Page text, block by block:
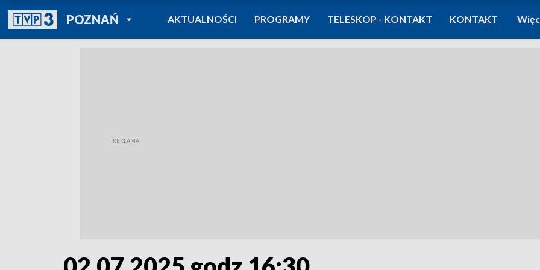
POZNAŃPOWRÓT DO
TVP REGIONY
AKTUALNOŚCI PROGRAMY TELESKOP - KONTAKT KONTAKT